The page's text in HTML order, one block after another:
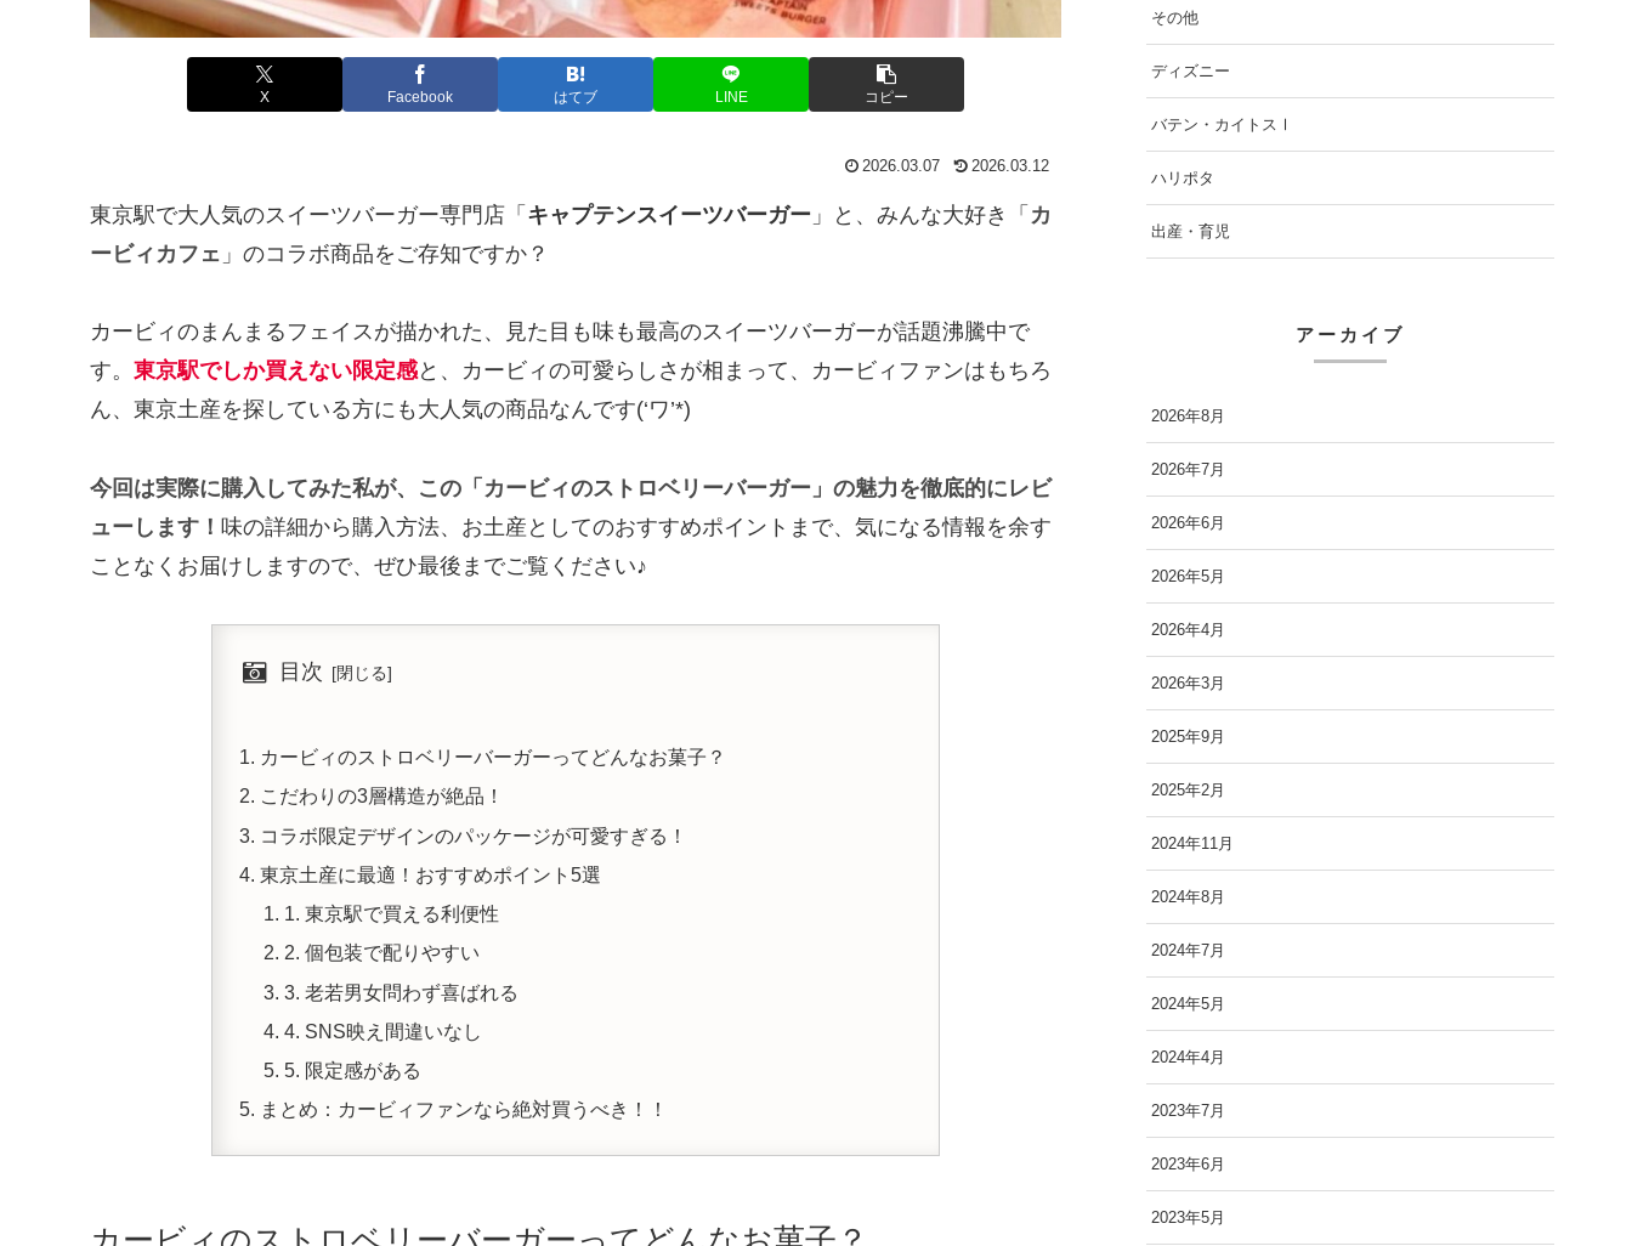
X Facebook はてブ LINE コピー
2026.03.07 2026.03.12
東京駅で大人気のスイーツバーガー専門店「 キャプテンスイーツバーガー 」と、みんな大好き「 カ
ービィカフェ 」のコラボ商品をご存知ですか？
カービィのまんまるフェイスが描かれた、見た目も味も最高のスイーツバーガーが話題沸騰中で
す。 東京駅でしか買えない限定感と、カービィの可愛らしさが相まって、カービィファンはもちろ
ん、東京土産を探している方にも大人気の商品なんです(‘ワ’*)
今回は実際に購入してみた私が、この「カービィのストロベリーバーガー」の魅力を徹底的にレビ
ューします！ 味の詳細から購入方法、お土産としてのおすすめポイントまで、気になる情報を余す
ことなくお届けしますので、ぜひ最後までご覧ください♪
目次
カービィのストロベリーバーガーってどんなお菓子？
こだわりの3層構造が絶品！
コラボ限定デザインのパッケージが可愛すぎる！
東京土産に最適！おすすめポイント5選
1. 東京駅で買える利便性
2. 個包装で配りやすい
3. 老若男女問わず喜ばれる
4. SNS映え間違いなし
5. 限定感がある
まとめ：カービィファンなら絶対買うべき！！
その他
ディズニー
バテン・カイトスⅠ
ハリポタ
出産・育児
アーカイブ
2026年8月
2026年7月
2026年6月
2026年5月
2026年4月
2026年3月
2025年9月
2025年2月
2024年11月
2024年8月
2024年7月
2024年5月
2024年4月
2023年7月
2023年6月
2023年5月